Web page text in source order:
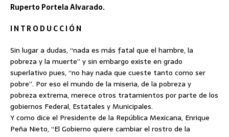
Ruperto Portela Alvarado.
I N T R O D U C C I Ó N
Sin lugar a dudas, “nada es más fatal que el hambre, la
pobreza y la muerte” y sin embargo existe en grado
superlativo pues, “no hay nada que cueste tanto como ser
pobre”. Por eso el mundo de la miseria, de la pobreza y
pobreza extrema, merece otros tratamientos por parte de los
gobiernos Federal, Estatales y Municipales.
Y como dice el Presidente de la República Mexicana, Enrique
Peña Nieto, “El Gobierno quiere cambiar el rostro de la